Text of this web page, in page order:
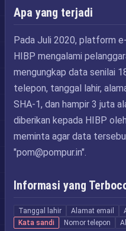
Apa yang terjadi
Pada Juli 2020, platform
HIBP mengalami
mengungkap data senilai
telepon, tanggal lahir,
SHA-1, dan hampir 3 juta
diberikan kepada HIBP
meminta agar data
"pom@pompur.in".
Informasi yang
Tanggal lahir Alamat email
Kata sandi
Nomor telepon